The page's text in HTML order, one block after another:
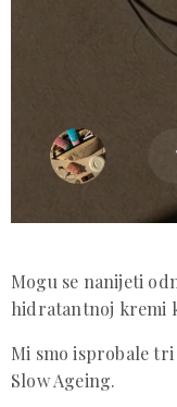
Mogu se nanijeti
hidratantnoj kremi
Mi smo isprobale
Slow Ageing.